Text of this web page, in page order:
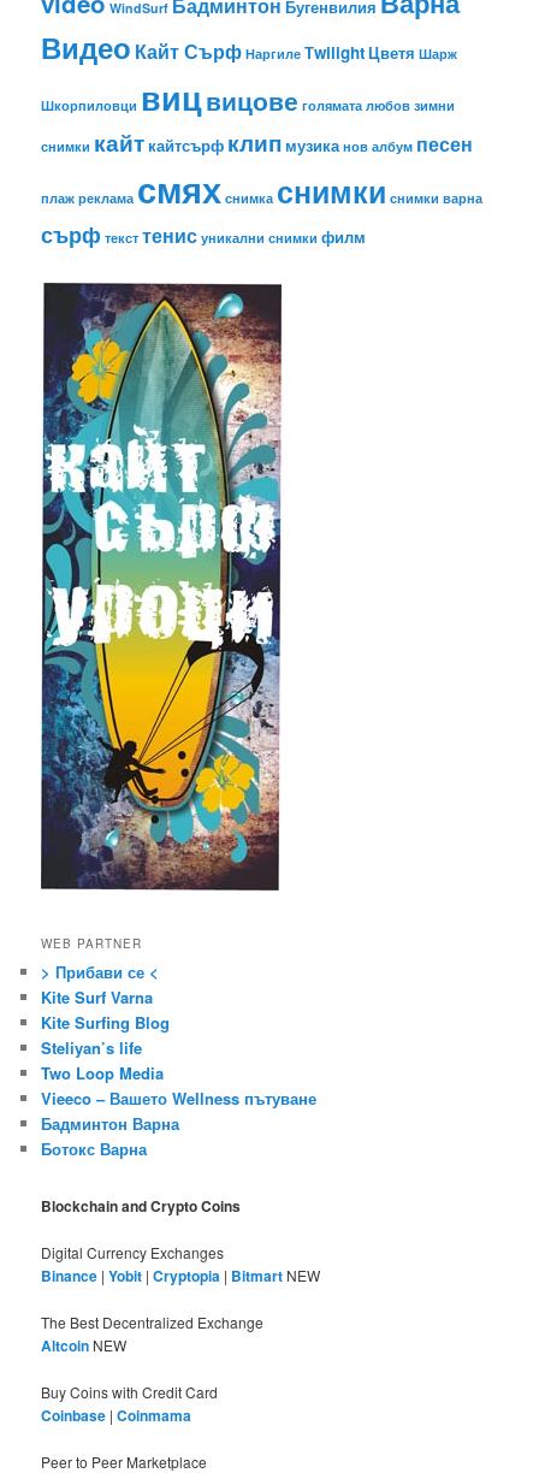
WindSurf Бугенвилия
Видео Кайт Сърф Наргиле ТwilightЦветя Шарж
Шкорпиловци вицвицове голямата любов зимни
снимки кайт кайтсърф клип музика нов албум песен
плаж реклама смях снимка снимки снимки варна
сърф текст тенис уникални снимки филм
WEB PARTNER
> Прибави се <
Kite Surf Varna
Kite Surfing Blog
Steliyan’s life
Two Loop Media
Vieeco – Вашето Wellness пътуване
Бадминтон Варна
Ботокс Варна
Blockchain and Crypto Coins
Digital Currency Exchanges
Binance |Yobit |Cryptopia | Bitmart NEW
The Best Decentralized Exchange
Altcoin NEW
Buy Coins with Credit Card
Coinbase |Coinmama
Peer to Peer Marketplace